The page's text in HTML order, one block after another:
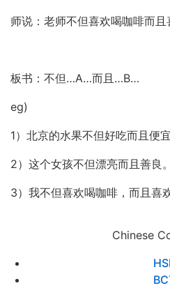
师说：老师不但喜欢喝咖啡而且
板书：不但…A…而且…B…
eg)
1）北京的水果不但好吃而且便宜
2）这个女孩不但漂亮而且善良。
3）我不但喜欢喝咖啡，而且喜
Chinese